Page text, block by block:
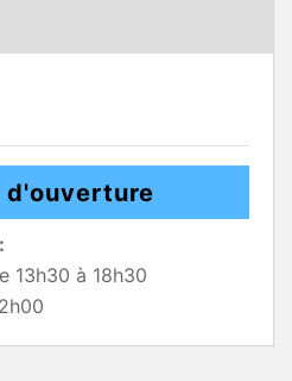
d'ouverture
13h30 à 18h30